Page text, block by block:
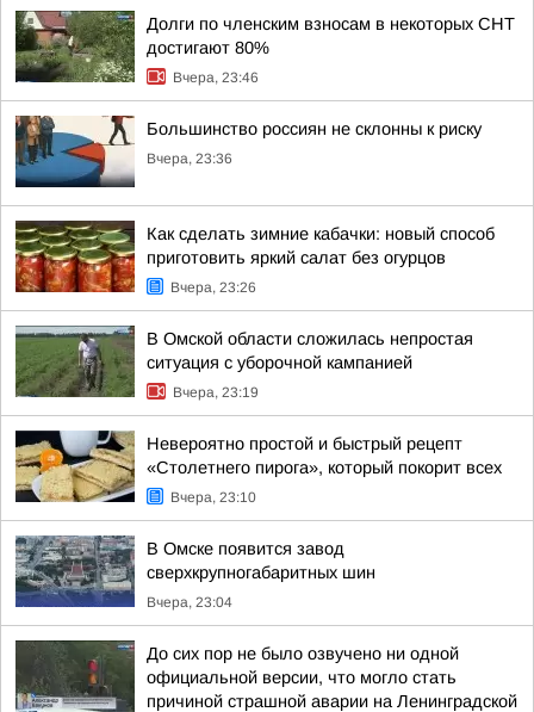
Долги по членским взносам в некоторых СНТ
достигают 80%
Вчера, 23:46
Большинство россиян не склонны к риску
Вчера, 23:36
Как сделать зимние кабачки: новый способ
приготовить яркий салат без огурцов
Вчера, 23:26
В Омской области сложилась непростая
ситуация с уборочной кампанией
Вчера, 23:19
Невероятно простой и быстрый рецепт
«Столетнего пирога», который покорит всех
Вчера, 23:10
В Омске появится завод
сверхкрупногабаритных шин
Вчера, 23:04
До сих пор не было озвучено ни одной
официальной версии, что могло стать
причиной страшной аварии на Ленинградской